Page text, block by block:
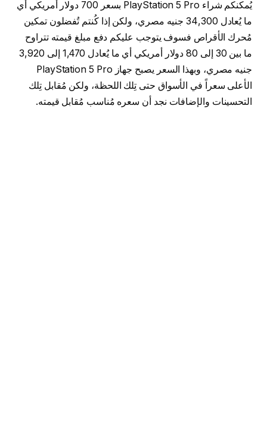
يُمكنكم شراء PlayStation 5 Pro بسعر 700 دولار أمريكي أي
ما يُعادل 34,300 جنيه مصري، ولكن إذا كُنتم تُفضلون تمكين
مُحرك الأقراص فسوف يتوجب عليكم دفع مبلغ قيمته تتراوح
ما بين 30 إلى 80 دولار أمريكي أي ما يُعادل 1,470 إلى 3,920
جنيه مصري، وبهذا السعر يصبح جهاز PlayStation 5 Pro
الأعلى سعراً في الأسواق حتى تِلك اللحظة، ولكن مُقابل تِلك
التحسينات والإضافات نجد أن سعره مُناسب مُقابل قيمته.